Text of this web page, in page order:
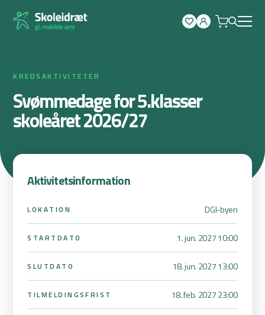
KREDSAKTIVITETER
Svømmedage for 5.klasser
skoleåret 2026/27
Aktivitetsinformation
LOKATION DGI-byen
STARTDATO 1. jun. 2027 10:00
SLUTDATO 18. jun. 2027 13:00
TILMELDINGSFRIST 18. feb. 2027 23:00